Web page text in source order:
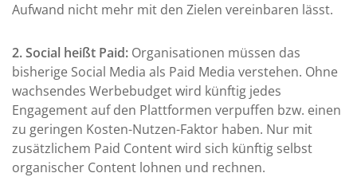
Aufwand nicht mehr mit den Zielen vereinbaren lässt.
2. Social heißt Paid: Organisationen müssen das
bisherige Social Media als Paid Media verstehen. Ohne
wachsendes Werbebudget wird künftig jedes
Engagement auf den Plattformen verpuffen bzw. einen
zu geringen Kosten-Nutzen-Faktor haben. Nur mit
zusätzlichem Paid Content wird sich künftig selbst
organischer Content lohnen und rechnen.